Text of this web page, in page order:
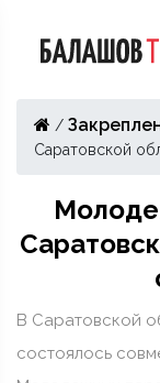
/
Саратовской
В Саратовской
состоялось